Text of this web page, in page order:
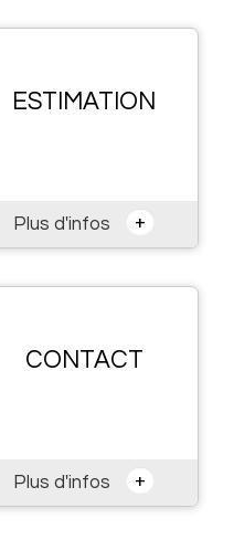
ESTIMATION
Plus d'infos +
CONTACT
Plus d'infos +